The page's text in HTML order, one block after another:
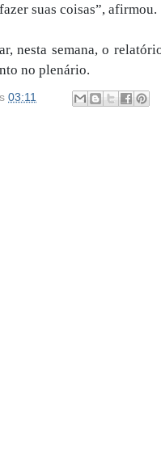
suas coisas”, afirmou.
nesta semana, o
no plenário.
03:11